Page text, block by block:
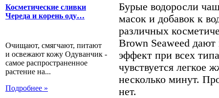
Косметические сливки
Череда и корень оду…
Очищают, смягчают, питают
и освежают кожу Одуванчик -
самое распространенное
растение на...
Подробнее »
Бурые водоросли
масок и добавок к
различных
Brown Seaweed
эффект при всех
чувствуется легкое
несколько минут.
нет.